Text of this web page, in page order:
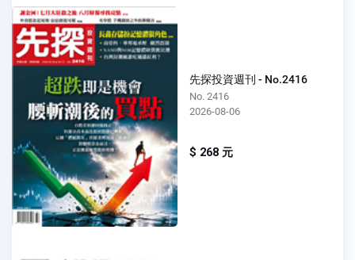
先探投資週刊 - No.2416
No. 2416
2026-08-06
$ 268 元